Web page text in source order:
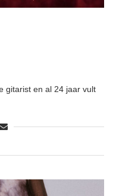
gitarist en al 24 jaar vult